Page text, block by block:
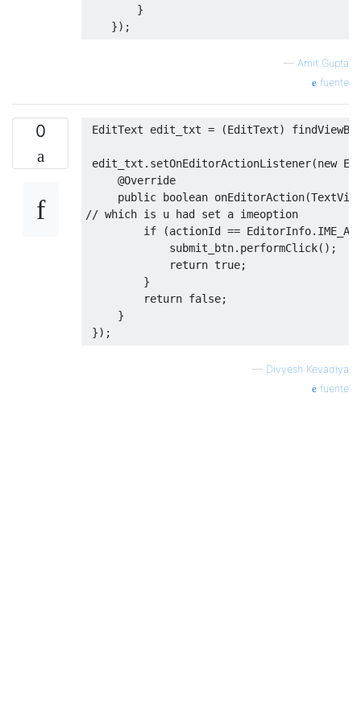
}
});
— Amit Gupta
fuente
0 EditText edit_txt = (EditText)
edit_txt . setOnEditorActionListener(new
@Override
public boolean onEditorAction(
// which is u had set a imeoption
if
(actionId == EditorInfo.
             submit_btn
. performClick();
return true;
}
return false;
}
});
— Divyesh Kevadiya
fuente